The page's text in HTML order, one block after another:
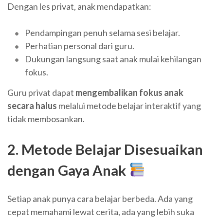
Dengan les privat, anak mendapatkan:
Pendampingan penuh selama sesi belajar.
Perhatian personal dari guru.
Dukungan langsung saat anak mulai kehilangan
fokus.
Guru privat dapat mengembalikan fokus anak
secara halus melalui metode belajar interaktif yang
tidak membosankan.
2. Metode Belajar Disesuaikan
dengan Gaya Anak
Setiap anak punya cara belajar berbeda. Ada yang
cepat memahami lewat cerita, ada yang lebih suka